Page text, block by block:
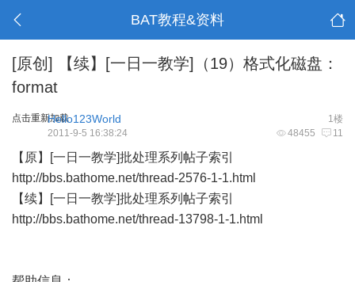
BAT教程&资料
[原创]
【续】[一日一教学]（19）格式化磁盘：
format
点击重新加载 1楼
Hello123World
48455 11
2011-9-5 16:38:24
【原】[一日一教学]批处理系列帖子索引
http://bbs.bathome.net/thread-2576-1-1.html
【续】[一日一教学]批处理系列帖子索引
http://bbs.bathome.net/thread-13798-1-1.html